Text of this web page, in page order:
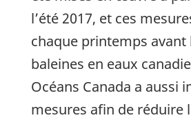
l’été 2017, et ces
chaque printemps avant
baleines en eaux
Océans Canada a aussi
mesures afin de réduire